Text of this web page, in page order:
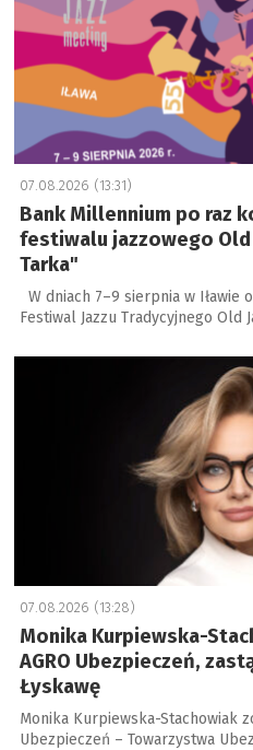
07.08.2026 (13:31)
Bank Millennium po raz
festiwalu jazzowego Old
Tarka"
W dniach 7–9 sierpnia w Iławie
Festiwal Jazzu Tradycyjnego Old
a
07.08.2026 (13:28)
Monika Kurpiewska-
AGRO Ubezpieczeń,
Łyskawę
Monika Kurpiewska-Stachowiak
Ubezpieczeń – Towarzystwa